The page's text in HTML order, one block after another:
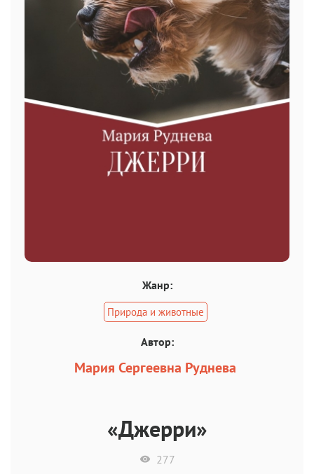
Жанр:
Природа и животные
Автор:
Мария Сергеевна Руднева
«Джерри»
277